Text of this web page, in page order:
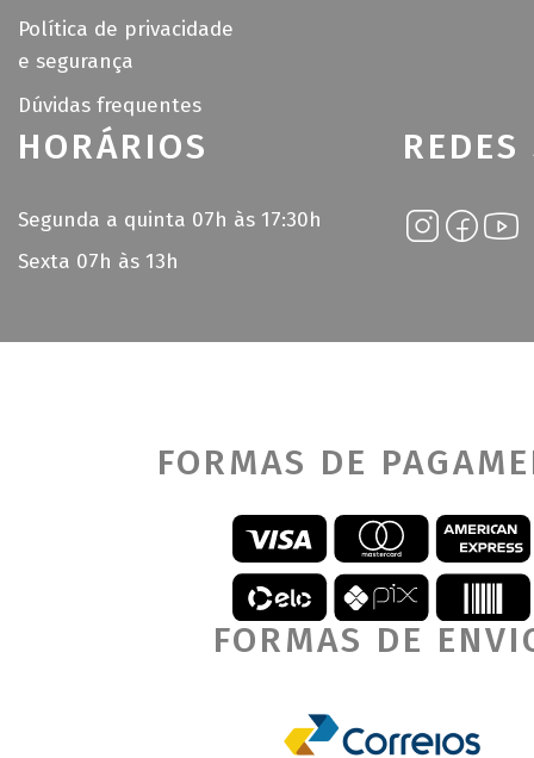
Política de privacidade
e segurança
Dúvidas frequentes
HORÁRIOS
Segunda a quinta 07h às 17:30h
Sexta 07h às 13h
FORMAS DE
FORMAS DE